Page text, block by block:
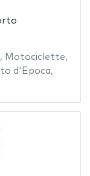
, Motociclette,
d'Epoca,